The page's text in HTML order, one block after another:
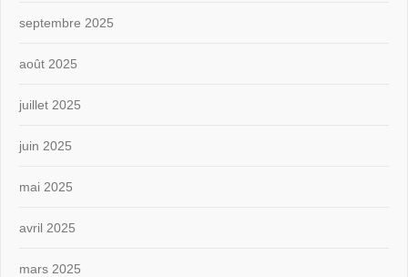
septembre 2025
août 2025
juillet 2025
juin 2025
mai 2025
avril 2025
mars 2025